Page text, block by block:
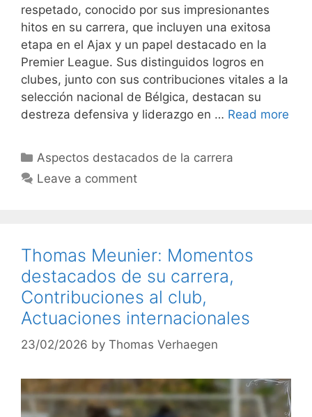
respetado, conocido por sus impresionantes
hitos en su carrera, que incluyen una exitosa
etapa en el Ajax y un papel destacado en la
Premier League. Sus distinguidos logros en
clubes, junto con sus contribuciones vitales a la
selección nacional de Bélgica, destacan su
destreza defensiva y liderazgo en … Read more
Categories
Aspectos destacados de la carrera
Leave a comment
Thomas Meunier: Momentos
destacados de su carrera,
Contribuciones al club,
Actuaciones internacionales
23/02/2026 by Thomas Verhaegen